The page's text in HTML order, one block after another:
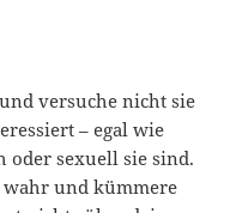
versuche nicht sie
– egal wie
oder sexuell sie sind.
wahr und kümmere